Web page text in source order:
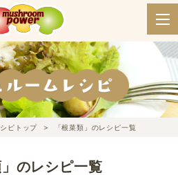
ピトップ 「根菜類」のレシピ一覧
」のレシピ一覧